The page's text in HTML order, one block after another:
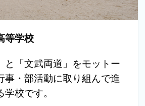
等学校
と「文武両道」をモットー
事・部活動に取り組んで進
校です。